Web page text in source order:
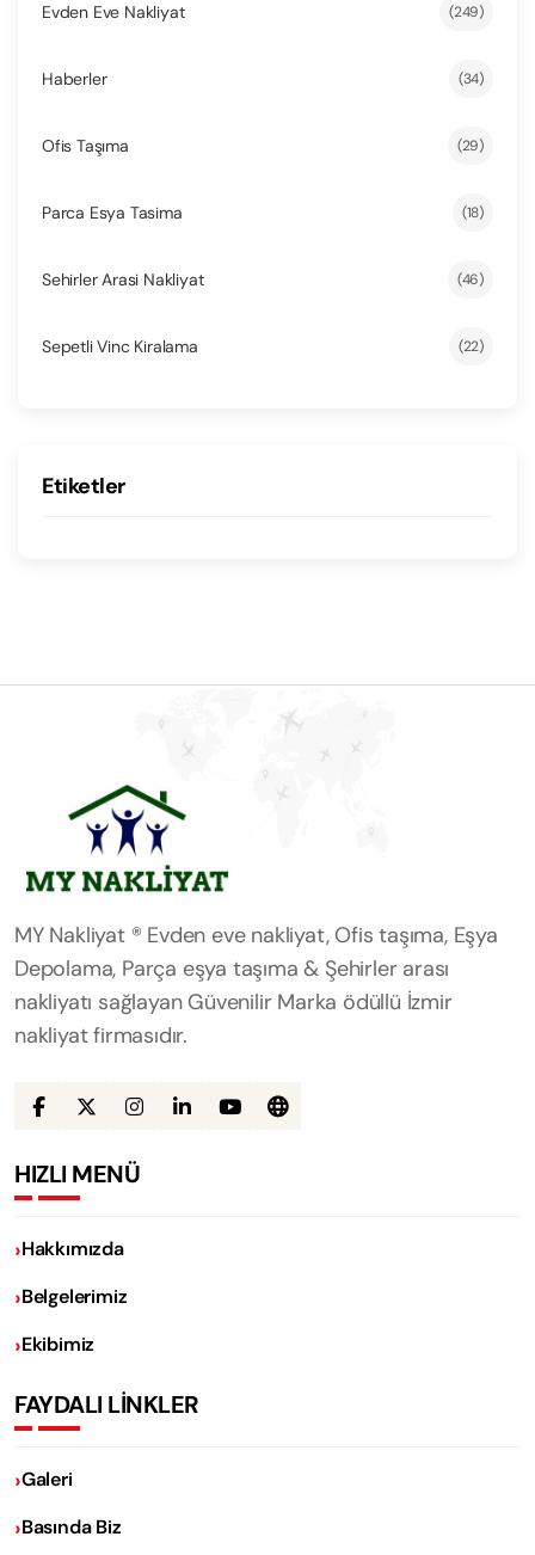
Evden Eve Nakliyat (249)
Haberler (34)
Ofis Taşıma (29)
Parca Esya Tasima (18)
Sehirler Arasi Nakliyat (46)
Sepetli Vinc Kiralama (22)
Etiketler
MY Nakliyat ® Evden eve nakliyat, Ofis taşıma, Eşya
Depolama, Parça eşya taşıma & Şehirler arası
nakliyatı sağlayan Güvenilir Marka ödüllü İzmir
nakliyat firmasıdır.
HIZLI MENÜ
Hakkımızda
Belgelerimiz
Ekibimiz
FAYDALI LİNKLER
Galeri
Basında Biz